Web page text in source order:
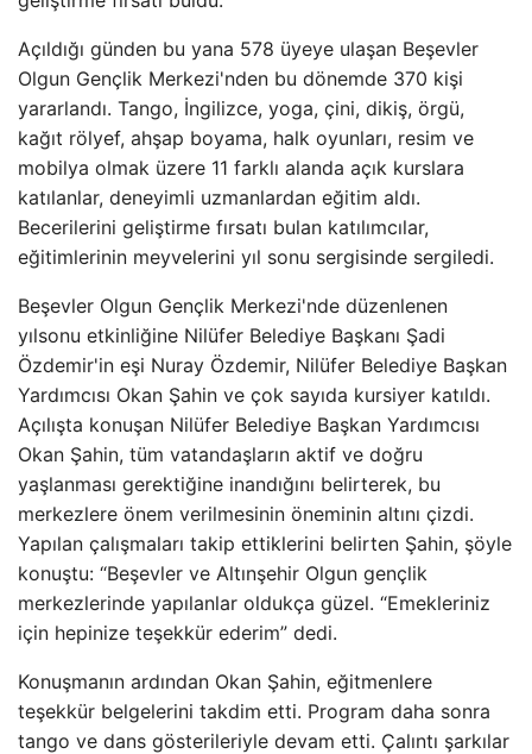
Açıldığı günden bu yana 578 üyeye ulaşan Beşevler
Olgun Gençlik Merkezi'nden bu dönemde 370 kişi
yararlandı. Tango, İngilizce, yoga, çini, dikiş, örgü,
kağıt rölyef, ahşap boyama, halk oyunları, resim ve
mobilya olmak üzere 11 farklı alanda açık kurslara
katılanlar, deneyimli uzmanlardan eğitim aldı.
Becerilerini geliştirme fırsatı bulan katılımcılar,
eğitimlerinin meyvelerini yıl sonu sergisinde sergiledi.
Beşevler Olgun Gençlik Merkezi'nde düzenlenen
yılsonu etkinliğine Nilüfer Belediye Başkanı Şadi
Özdemir'in eşi Nuray Özdemir, Nilüfer Belediye Başkan
Yardımcısı Okan Şahin ve çok sayıda kursiyer katıldı.
Açılışta konuşan Nilüfer Belediye Başkan Yardımcısı
Okan Şahin, tüm vatandaşların aktif ve doğru
yaşlanması gerektiğine inandığını belirterek, bu
merkezlere önem verilmesinin öneminin altını çizdi.
Yapılan çalışmaları takip ettiklerini belirten Şahin, şöyle
konuştu: “Beşevler ve Altınşehir Olgun gençlik
merkezlerinde yapılanlar oldukça güzel. “Emekleriniz
için hepinize teşekkür ederim” dedi.
Konuşmanın ardından Okan Şahin, eğitmenlere
teşekkür belgelerini takdim etti. Program daha sonra
tango ve dans gösterileriyle devam etti. Çalıntı şarkılar